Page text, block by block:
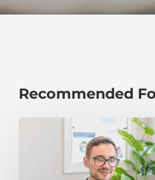
Recommended